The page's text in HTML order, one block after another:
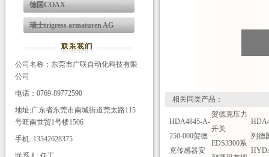
德国COAX
瑞士trigress armaturen AG
公司名称：东莞市广联自动化科技有限
公司
电话：0769-89772590
地址:广东省东莞市南城街道莞太路115
号旺南世贸1号楼1506
手机: 13342628375
相关同类产品：
HDA4845-A-
250-000贺德
克传感器安
贺德克压力
开关
EDS3300系
列德